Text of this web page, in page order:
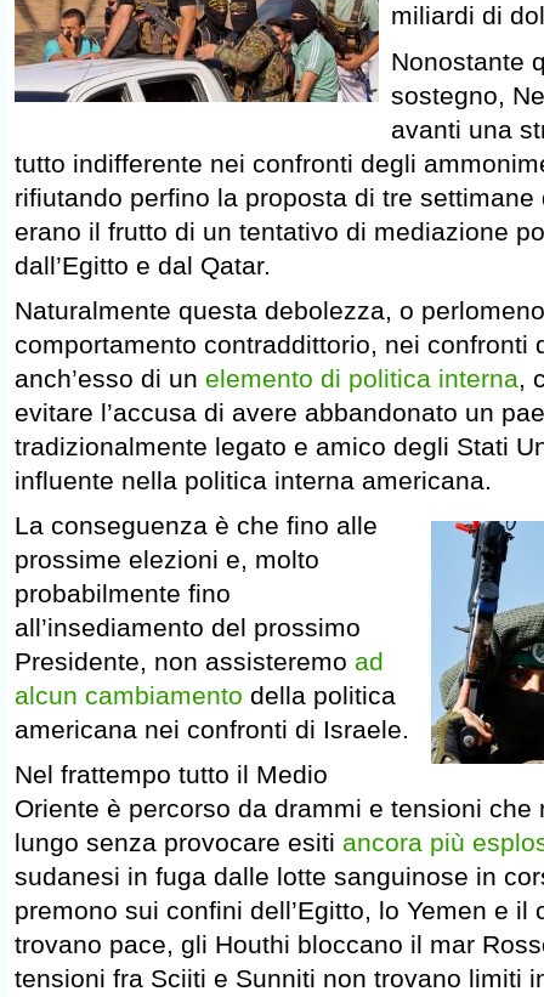
miliardi di
Nonostante
sostegno,
avanti una
tutto indifferente nei confronti degli
rifiutando perfino la proposta di tre
erano il frutto di un tentativo di mediazione
dall’Egitto e dal Qatar.
Naturalmente questa debolezza, o
comportamento contraddittorio, nei confronti
anch’esso di un elemento di politica interna ,
evitare l’accusa di avere abbandonato un
tradizionalmente legato e amico degli Stati
influente nella politica interna americana.
La conseguenza è che fino alle
prossime elezioni e, molto
probabilmente fino
all’insediamento del prossimo
Presidente, non assisteremo ad
alcun cambiamento della politica
americana nei confronti di Israele.
Nel frattempo tutto il Medio
Oriente è percorso da drammi e tensioni che
lungo senza provocare esiti ancora più
sudanesi in fuga dalle lotte sanguinose in
premono sui confini dell’Egitto, lo Yemen e il
trovano pace, gli Houthi bloccano il mar
tensioni fra Sciiti e Sunniti non trovano limiti